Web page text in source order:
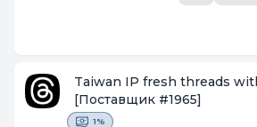
Taiwan IP fresh threads
[Поставщик #1965]
1%